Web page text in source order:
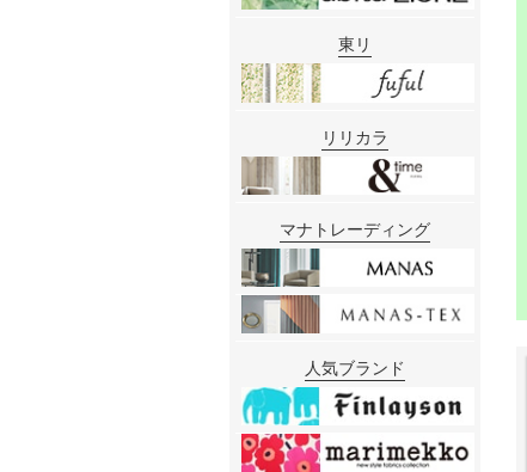
東リ
リリカラ
マナトレーディング
人気ブランド